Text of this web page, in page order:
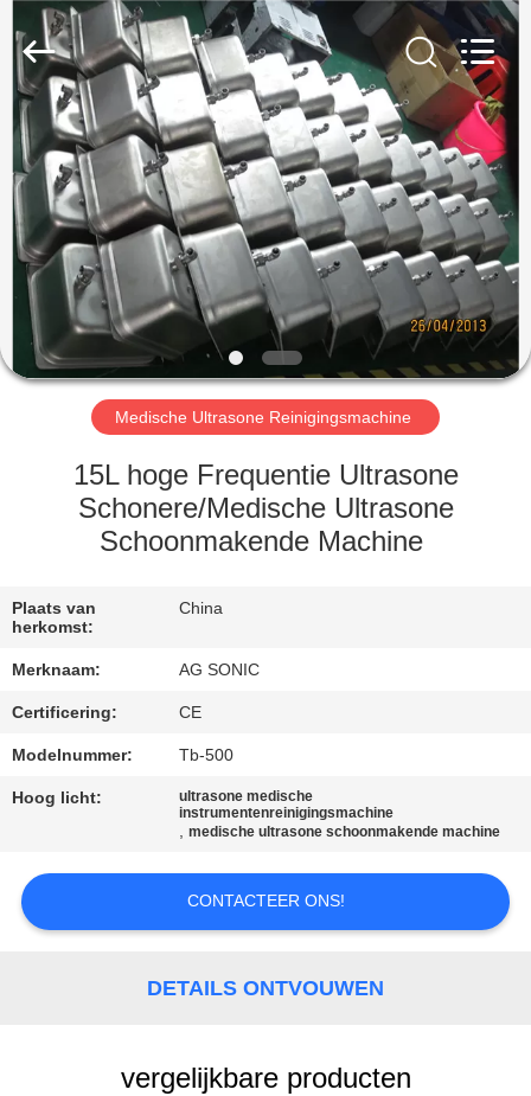
HUIS
PRODUCTEN
VR-
SHOW
ONGEVEER
FABRIEKSREIS
NIEUWS
OM
EEN
Technology
limited.
Rights
Reserved.
Medische Ultrasone Reinigingsmachine
15L hoge Frequentie Ultrasone
Schonere/Medische Ultrasone
Schoonmakende Machine
Plaats van
herkomst:
China
Merknaam: AG SONIC
Certificering: CE
Modelnummer: Tb-500
Hoog licht:
ultrasone medische
instrumentenreinigingsmachine
,medische ultrasone schoonmakende machine
CONTACTEER ONS!
DETAILS ONTVOUWEN
vergelijkbare producten